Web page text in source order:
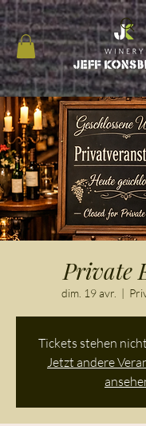
Private
dim. 19 avr.
  |
Tickets stehen
Jetzt andere